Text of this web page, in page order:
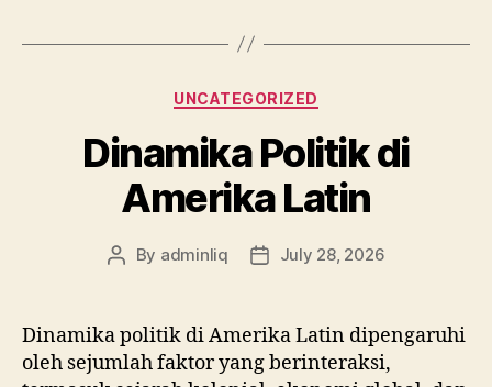
Categories
UNCATEGORIZED
Dinamika Politik di
Amerika Latin
Post
By adminliq
PostJuly 28, 2026
Dinamika politik di Amerika Latin dipengaruhi
oleh sejumlah faktor yang berinteraksi,